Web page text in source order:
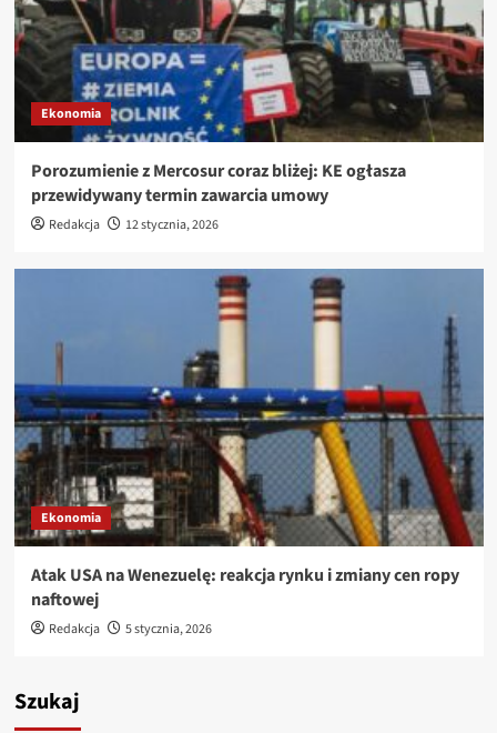
Ekonomia
Porozumienie z Mercosur coraz bliżej: KE ogłasza
przewidywany termin zawarcia umowy
Redakcja 12 stycznia, 2026
Ekonomia
Atak USA na Wenezuelę: reakcja rynku i zmiany cen ropy
naftowej
Redakcja 5 stycznia, 2026
Szukaj